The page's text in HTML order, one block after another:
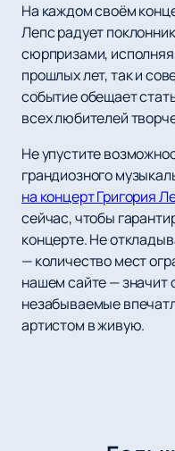
На каждом своём
Лепс радует
сюрпризами,
прошлых лет, так и
событие обещает
всех любителей
Не упустите
грандиозного
на концерт Григория
сейчас, чтобы
концерте. Не
— количество мест
нашем сайте — значит
незабываемые
артистом в живую.